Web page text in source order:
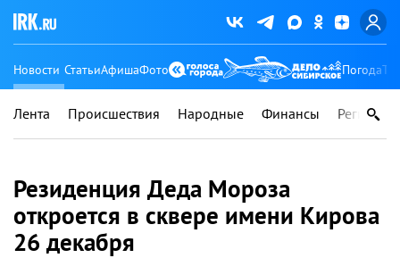
Новости СтатьиАфишаФото Погода
Лента Происшествия Народные Финансы Регионы
Резиденция Деда Мороза
откроется в сквере имени Кирова
26 декабря